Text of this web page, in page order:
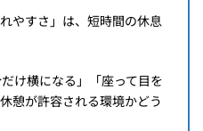
やすさ」は、短時間の休息
け横になる」「座って目を
憩が許容される環境かどう